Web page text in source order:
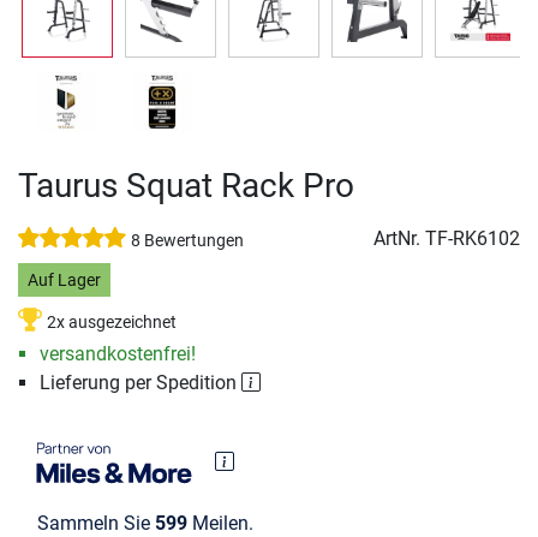
Taurus Squat Rack Pro
8 Bewertungen ArtNr. TF-RK6102
Auf Lager
2x ausgezeichnet
versandkostenfrei!
Lieferung per Spedition
Sammeln Sie 599 Meilen.